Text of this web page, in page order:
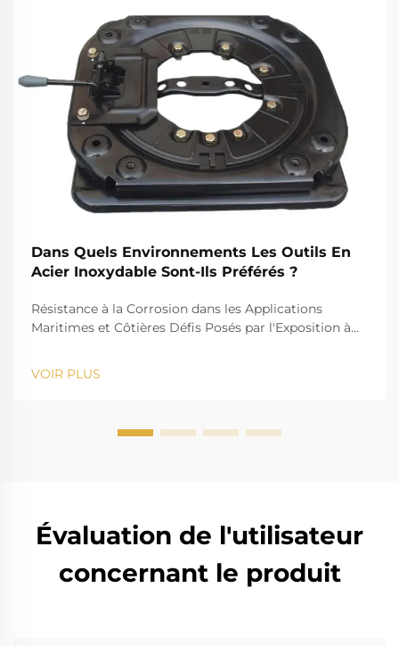
Dans Quels Environnements Les Outils En
Acier Inoxydable Sont-Ils Préférés ?
Résistance à la Corrosion dans les Applications
Maritimes et Côtières Défis Posés par l'Exposition à
pour son action corrosive sur les instruments
VOIR PLUS
Évaluation de l'utilisateur
concernant le produit